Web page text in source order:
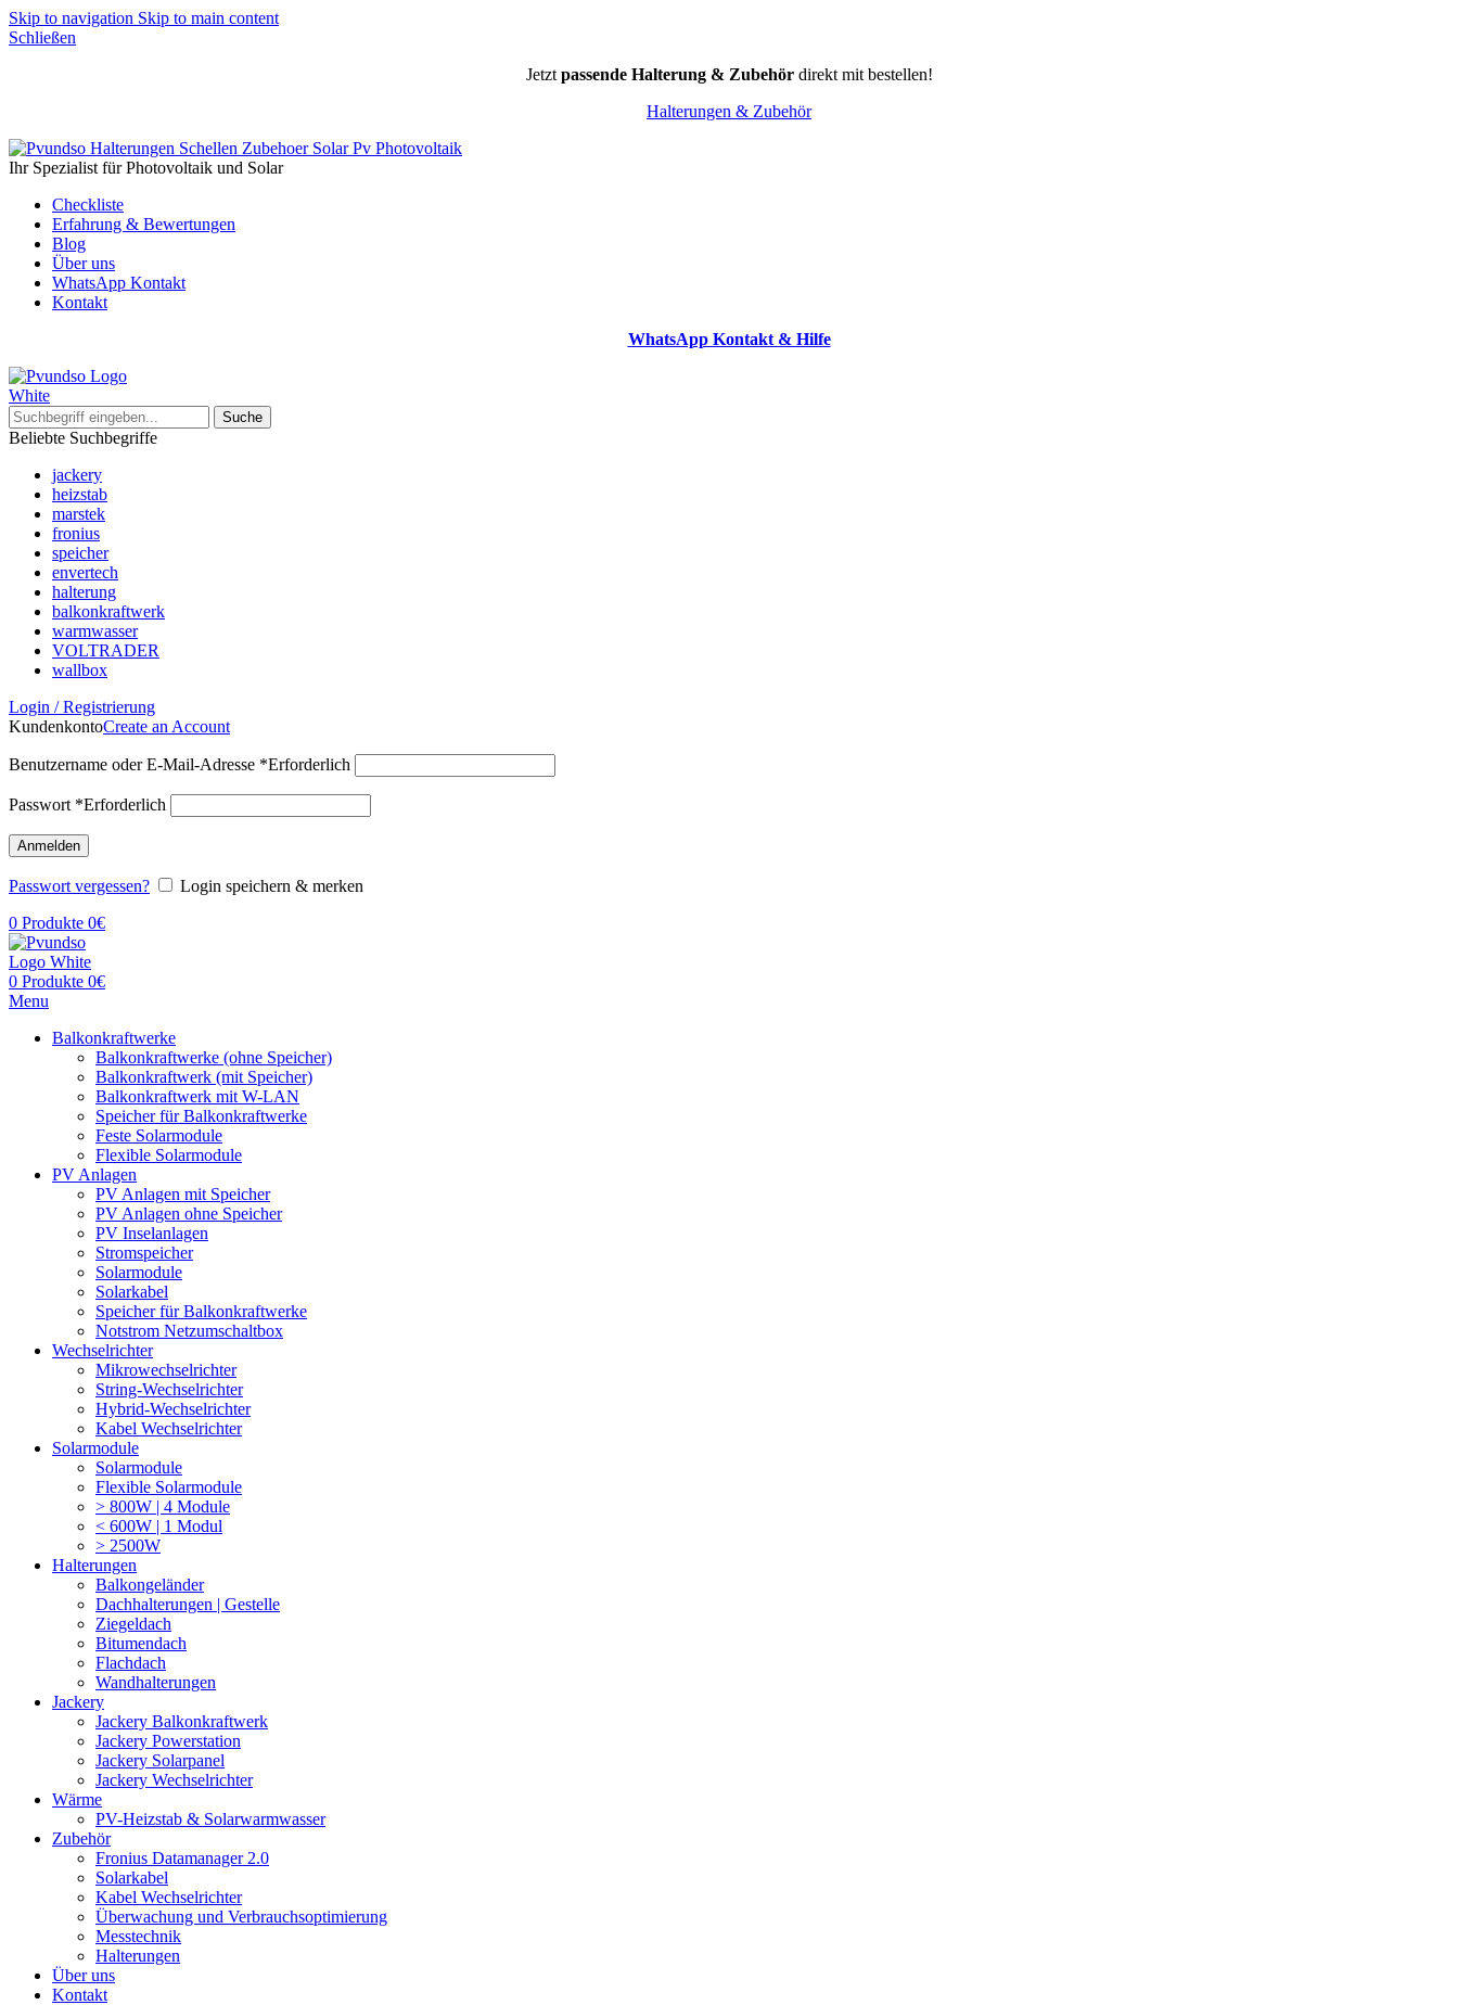
Skip to navigation Skip to main content
Schließen
Jetzt passende Halterung & Zubehördirekt mit bestellen!
Halterungen & Zubehör
Ihr Spezialist für Photovoltaik und Solar
Checkliste
Erfahrung & Bewertungen
Blog
Über uns
WhatsApp Kontakt
Kontakt
WhatsApp Kontakt & Hilfe
Suche
Beliebte Suchbegriffe
jackery
heizstab
marstek
fronius
speicher
envertech
halterung
balkonkraftwerk
warmwasser
VOLTRADER
wallbox
Login / Registrierung
KundenkontoCreate an Account
Benutzername oder E-Mail-Adresse *Erforderlich
Passwort *Erforderlich
Anmelden
Passwort vergessen?
Login speichern & merken
0 Produkte 0€
0 Produkte 0€
Menu
Balkonkraftwerke
Balkonkraftwerke (ohne Speicher)
Balkonkraftwerk (mit Speicher)
Balkonkraftwerk mit W-LAN
Speicher für Balkonkraftwerke
Feste Solarmodule
Flexible Solarmodule
PV Anlagen
PV Anlagen mit Speicher
PV Anlagen ohne Speicher
PV Inselanlagen
Stromspeicher
Solarmodule
Solarkabel
Speicher für Balkonkraftwerke
Notstrom Netzumschaltbox
Wechselrichter
Mikrowechselrichter
String-Wechselrichter
Hybrid-Wechselrichter
Kabel Wechselrichter
Solarmodule
Solarmodule
Flexible Solarmodule
> 800W | 4 Module
< 600W | 1 Modul
> 2500W
Halterungen
Balkongeländer
Dachhalterungen | Gestelle
Ziegeldach
Bitumendach
Flachdach
Wandhalterungen
Jackery
Jackery Balkonkraftwerk
Jackery Powerstation
Jackery Solarpanel
Jackery Wechselrichter
Wärme
PV-Heizstab & Solarwarmwasser
Zubehör
Fronius Datamanager 2.0
Solarkabel
Kabel Wechselrichter
Überwachung und Verbrauchsoptimierung
Messtechnik
Halterungen
Über uns
Kontakt